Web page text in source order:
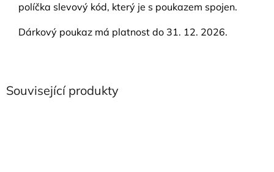
Související produkty
políčka slevový kód, který je s poukazem spojen.
Dárkový poukaz má platnost do 31. 12. 2026.